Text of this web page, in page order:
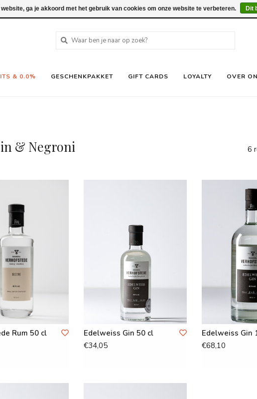
& 0.0% GESCHENKPAKKET GIFT CARDS LOYALTY OVER
& Negroni 6
Rum 50 cl
Edelweiss Gin 50 cl
€34,05
Edelweiss Gin
€68,10
ga je akkoord met het gebruik van cookies om onze website te verbeteren. Dit